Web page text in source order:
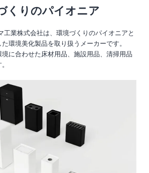
くりのパイオニア
工業株式会社は、環境づくりのパイオニアと
環境美化製品を取り扱うメーカーです。
に合わせた床材用品、施設用品、清掃用品